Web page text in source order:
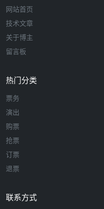
网站首页
技术文章
关于博主
留言板
热门分类
票务
演出
购票
抢票
订票
退票
联系方式